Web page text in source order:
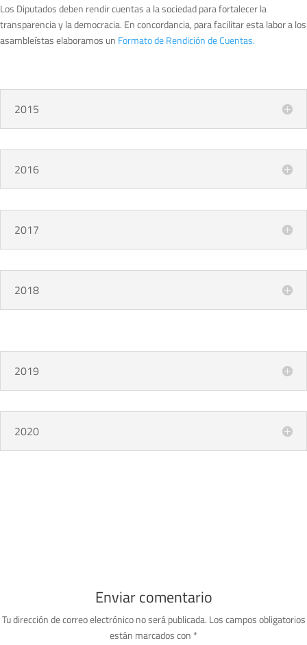
Los Diputados deben rendir cuentas a la sociedad para fortalecer la
transparencia y la democracia. En concordancia, para facilitar esta labor a los
asambleístas elaboramos un Formato de Rendición de Cuentas.
2015
2016
2017
2018
2019
2020
Enviar comentario
Tu dirección de correo electrónico no será publicada. Los campos obligatorios
están marcados con *